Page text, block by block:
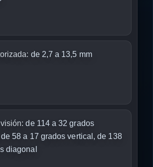
de 2,7 a 13,5 mm
de 114 a 32 grados
58 a 17 grados vertical, de 138
diagonal